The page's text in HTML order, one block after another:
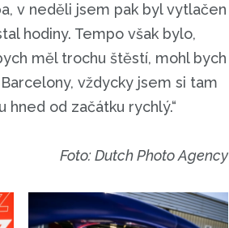
v neděli jsem pak byl vytlačen
hodiny. Tempo však bylo,
měl trochu štěstí, mohl bych
vždycky jsem si tam
od začátku rychlý.“
Foto: Dutch Photo Agency